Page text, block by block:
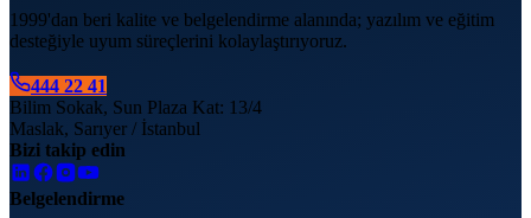
1999'dan beri kalite ve belgelendirme alanında; yazılım ve eğitim
desteğiyle uyum süreçlerini kolaylaştırıyoruz.
444 22 41
Bilim Sokak, Sun Plaza Kat: 13/4
Maslak, Sarıyer / İstanbul
Bizi takip edin
Belgelendirme